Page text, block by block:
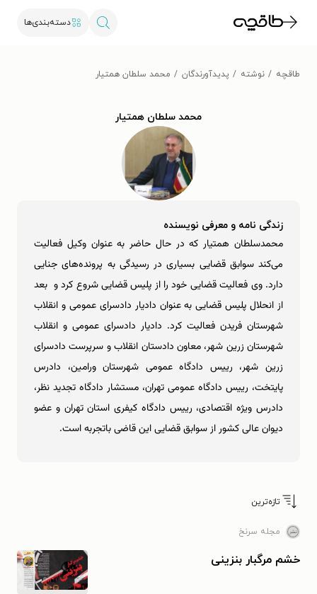
دسته‌بندی‌ها
طاقچه نوشته پدیدآورندگان محمد سلطان همتیار
محمد سلطان همتیار
زندگی نامه و معرفی نویسنده
محمدسلطان همتیار که در حال حاضر به عنوان وکیل فعالیت
می‌کند سوابق قضایی بسیاری در رسیدگی به پرونده‌های جنایی
دارد. وی فعالیت قضایی خود را از پلیس قضایی شروع کرد و بعد
از انحلال پلیس قضایی به عنوان دادیار دادسرای عمومی و انقلاب
شهرستان فریدن فعالیت کرد. دادیار دادسرای عمومی و انقلاب
شهرستان زرین شهر، معاون دادستان انقلاب و سرپرست دادسرای
زرین شهر، رییس دادگاه عمومی شهرستان ورامین، دادرس
پایتخت، رییس دادگاه عمومی تهران، مستشار دادگاه تجدید نظر،
دادرس ویژه اقتصادی، رییس دادگاه کیفری استان تهران و عضو
دیوان عالی کشور از سوابق قضایی این قاضی باتجربه است.
تازه‌ترین
مجله سرنخ
خشم مرگبار بنزینی